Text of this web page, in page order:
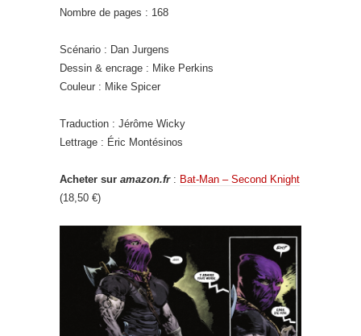
Nombre de pages : 168
Scénario : Dan Jurgens
Dessin & encrage : Mike Perkins
Couleur : Mike Spicer
Traduction : Jérôme Wicky
Lettrage : Éric Montésinos
Acheter sur amazon.fr: Bat-Man – Second Knight
(18,50 €)